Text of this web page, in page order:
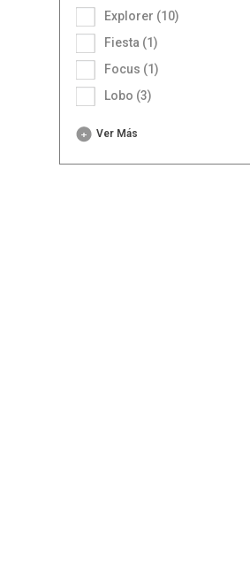
Explorer (10)
Fiesta (1)
Focus (1)
Lobo (3)
Ver Más